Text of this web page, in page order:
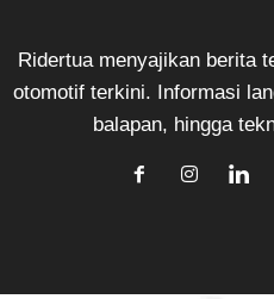
Ridertua menyajikan berita
otomotif terkini. Informasi
balapan, hingga